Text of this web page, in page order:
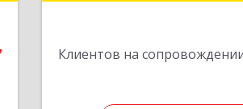
Клиентов на